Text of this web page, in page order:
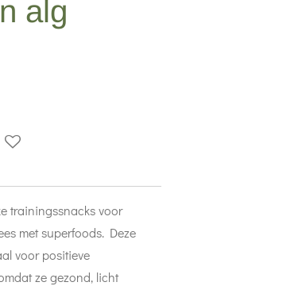
alg
trainingssnacks voor
met superfoods. Deze
voor positieve
ze gezond, licht